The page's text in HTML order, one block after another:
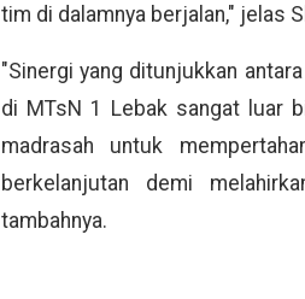
tim di dalamnya berjalan," jelas
"Sinergi yang ditunjukkan
di MTsN 1 Lebak sangat luar
madrasah untuk
berkelanjutan demi
tambahnya.